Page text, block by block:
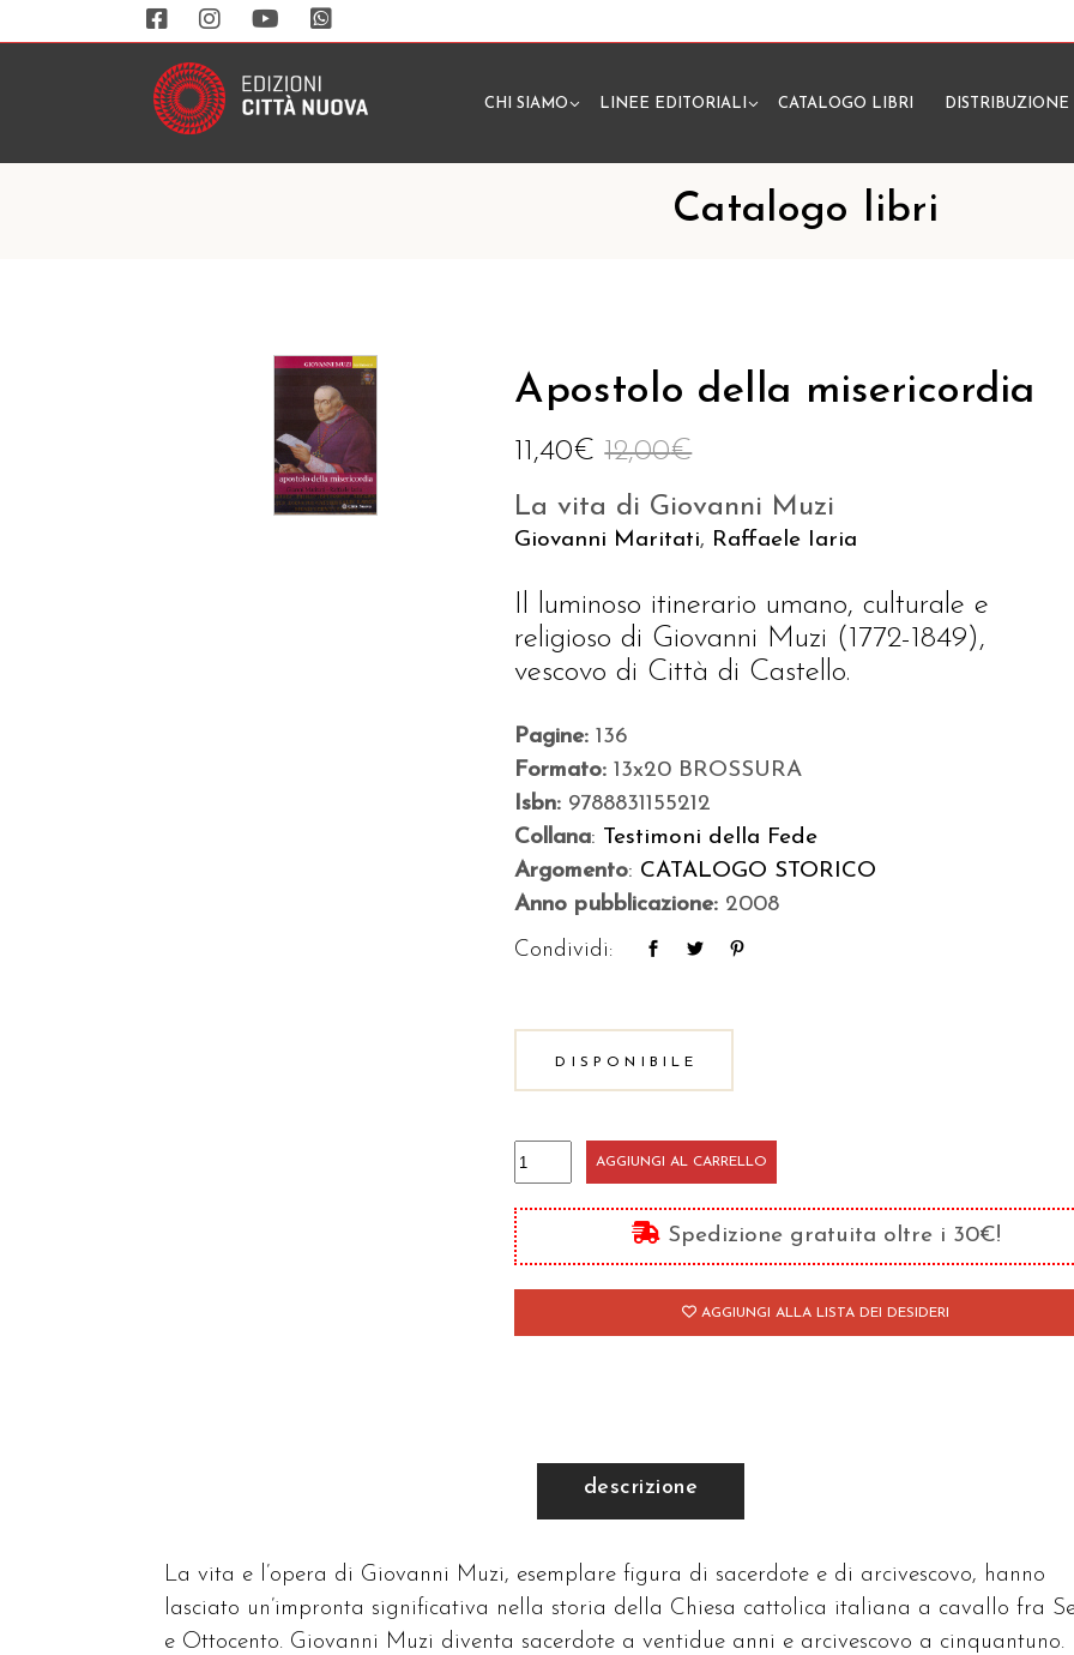
CHI SIAMO LINEE EDITORIALI CATALOGO LIBRI DISTRIBUZIONE
Catalogo libri
Apostolo della misericordia
12,00€
11,40€
La vita di Giovanni Muzi
Giovanni Maritati, Raffaele Iaria
Il luminoso itinerario umano, culturale e
religioso di Giovanni Muzi (1772-1849),
vescovo di Città di Castello.
Pagine:136
Formato:13x20 BROSSURA
Isbn: 9788831155212
Collana: Testimoni della Fede
Argomento: CATALOGO STORICO
Anno pubblicazione: 2008
Condividi:
DISPONIBILE
Apostolo
della
misericordia
quantità
AGGIUNGI AL CARRELLO
Spedizione gratuita oltre i 30€!
AGGIUNGI ALLA LISTA DEI DESIDERI
descrizione
La vita e l’opera di Giovanni Muzi, esemplare figura di sacerdote e di arcivescovo, hanno
lasciato un’impronta significativa nella storia della Chiesa cattolica italiana a cavallo fra
e Ottocento. Giovanni Muzi diventa sacerdote a ventidue anni e arcivescovo a cinquantuno.